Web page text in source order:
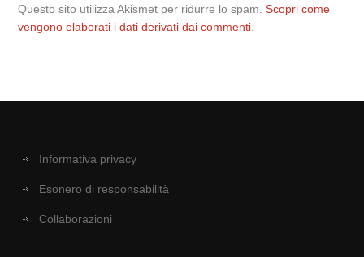
Questo sito utilizza Akismet per ridurre lo spam.Scopri come
vengono elaborati i dati derivati dai commenti
Informativa privacy
Esonero di responsabilità
Collaborazioni